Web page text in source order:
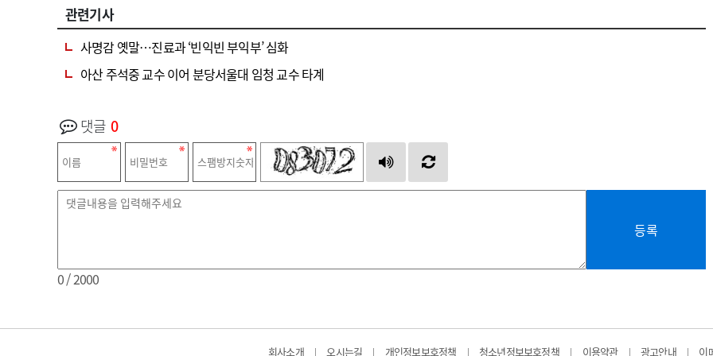
관련기사
사명감 옛말…진료과 ‘빈익빈 부익부’ 심화
아산 주석중 교수 이어 분당서울대 임청 교수 타계
댓글 0
등록
0/ 2000
회사소개 | 오시는길 | 개인정보보호정책 | 청소년정보보호정책 | 이용약관 | 광고안내 | 이